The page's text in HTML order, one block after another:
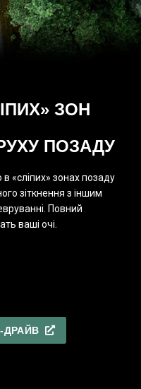
ЗОН
ПОЗАДУ
«сліпих» зонах позаду
зіткнення з іншим
Повний
ваші очі.
ДРАЙВ